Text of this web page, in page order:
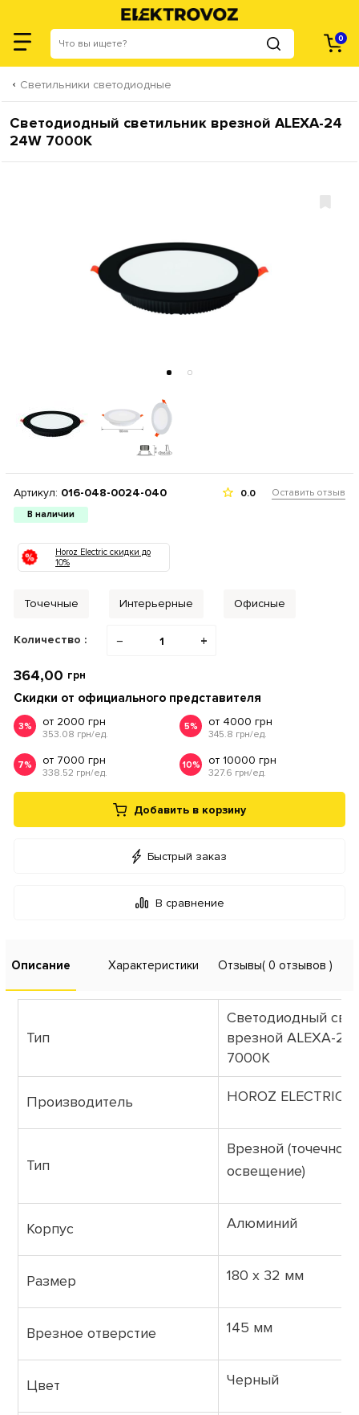
0
Светильники светодиодные
Светодиодный светильник врезной ALEXA-24
24W 7000К
Артикул: 016-048-0024-040
В наличии
0.0 Оставить отзыв
Horoz Electric скидки до
10%
Точечные Интерьерные Офисные
Количество : − +
364,00 грн
Скидки от официального представителя
3% от 2000 грн
353.08 грн/ед.
5% от 4000 грн
345.8 грн/ед.
7% от 7000 грн
338.52 грн/ед.
10% от 10000 грн
327.6 грн/ед.
Добавить в корзину
Быстрый заказ
В сравнение
Описание Характеристики Отзывы( 0 отзывов )
Тип
Светодиодный
врезной ALEXA-24
7000К
Производитель HOROZ ELECTRIC
Тип
Врезной (точечное
освещение)
Корпус Алюминий
Размер 180 х 32 мм
Врезное отверстие 145 мм
Цвет Черный